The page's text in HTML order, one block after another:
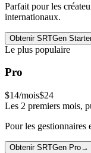
Parfait pour les
internationaux.
Obtenir SRTGen
Le plus populaire
Pro
$14/mois$24
Les 2 premiers mois,
Pour les gestionnaires
Obtenir SRTGen Pro→